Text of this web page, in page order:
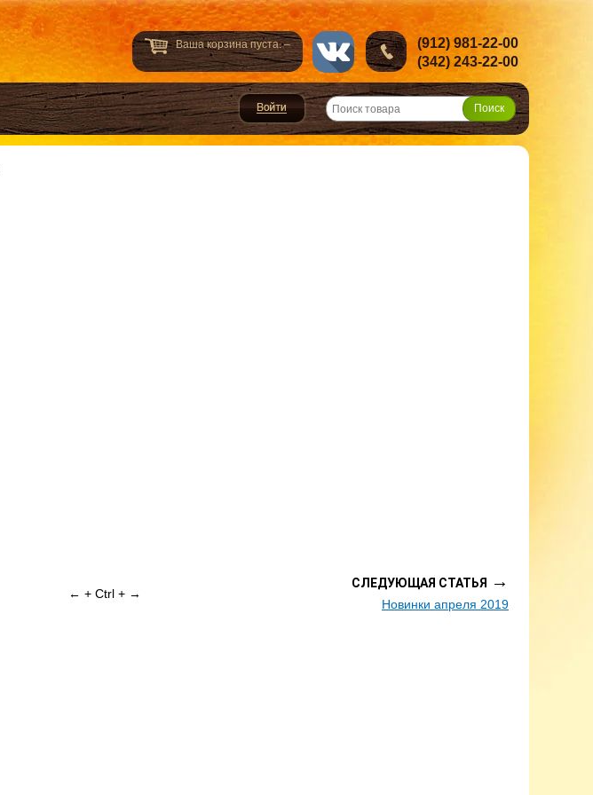
Ваша корзина пуста. –
(912) 981-22-00
(342) 243-22-00
СЛЕДУЮЩАЯ СТАТЬЯ →
Новинки апреля 2019
← + Ctrl + →